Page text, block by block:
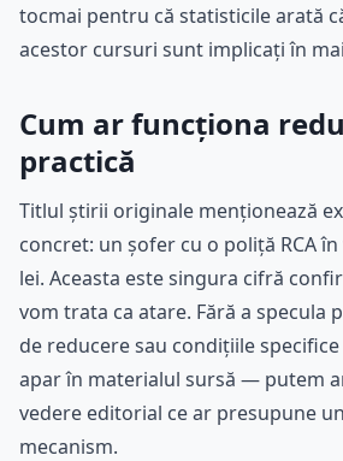
tocmai pentru că statisticile arată
acestor cursuri sunt implicați în
Cum ar funcționa
practică
Titlul știrii originale menționează
concret: un șofer cu o poliță RCA
lei. Aceasta este singura cifră
vom trata ca atare. Fără a specula
de reducere sau condițiile
apar în materialul sursă — putem
vedere editorial ce ar presupune
mecanism.